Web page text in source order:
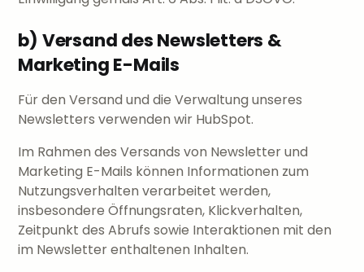
b) Versand des Newsletters &
Marketing E-Mails
Für den Versand und die Verwaltung unseres
Newsletters verwenden wir HubSpot.
Im Rahmen des Versands von Newsletter und
Marketing E-Mails können Informationen zum
Nutzungsverhalten verarbeitet werden,
insbesondere Öffnungsraten, Klickverhalten,
Zeitpunkt des Abrufs sowie Interaktionen mit den
im Newsletter enthaltenen Inhalten.